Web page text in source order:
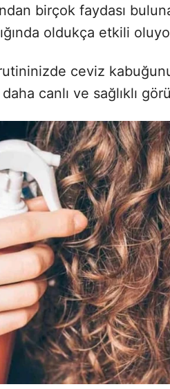
birçok faydası
oldukça etkili
ceviz
daha canlı ve sağlıklı